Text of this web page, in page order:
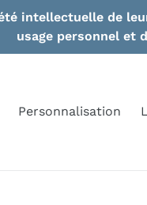
intellectuelle de
usage personnel et
Personnalisation